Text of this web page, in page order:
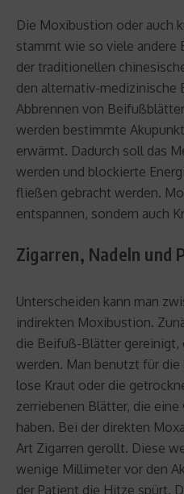
Die Moxibustion oder auch
stammt wie so viele andere
der traditionellen
den alternativ-medizinische
Abbrennen von
werden bestimmte
erwärmt. Dadurch soll das
werden und blockierte
fließen gebracht werden.
entspannen, sondern auch
Zigarren, Nadeln und
Unterscheiden kann man
indirekten Moxibustion.
die Beifuß-Blätter
werden. Man benutzt für
lose Kraut oder die
zerriebenen Blätter, die
haben. Bei der direkten
Art Zigarren gerollt. Diese
wenige Millimeter vor den
der Patient die Hitze spürt.